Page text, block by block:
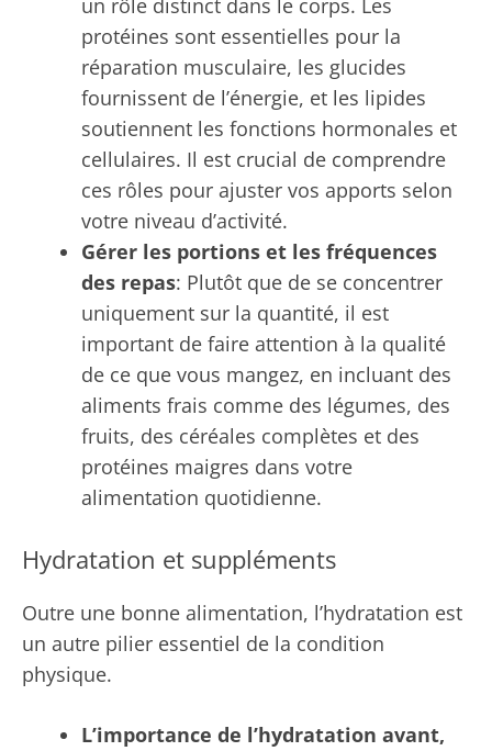
un rôle distinct dans le corps. Les
protéines sont essentielles pour la
réparation musculaire, les glucides
fournissent de l’énergie, et les lipides
soutiennent les fonctions hormonales et
cellulaires. Il est crucial de comprendre
ces rôles pour ajuster vos apports selon
votre niveau d’activité.
Gérer les portions et les fréquences
des repas: Plutôt que de se concentrer
uniquement sur la quantité, il est
important de faire attention à la qualité
de ce que vous mangez, en incluant des
aliments frais comme des légumes, des
fruits, des céréales complètes et des
protéines maigres dans votre
alimentation quotidienne.
Hydratation et suppléments
Outre une bonne alimentation, l’hydratation est
un autre pilier essentiel de la condition
physique.
L’importance de l’hydratation avant,